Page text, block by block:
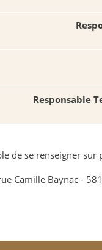
Responsable
de se renseigner
Camille Baynac -